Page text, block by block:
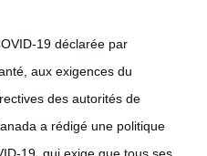
19 déclarée par
aux exigences du
des autorités de
a rédigé une politique